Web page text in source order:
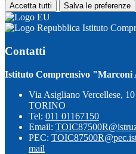
Accetta tutti Salva le preferenze
Istituto
Contatti
Istituto Comprensivo "Marconi
Via Asigliano Vercellese,
TORINO
Tel: 011 01167150
Email:
PEC:
mail